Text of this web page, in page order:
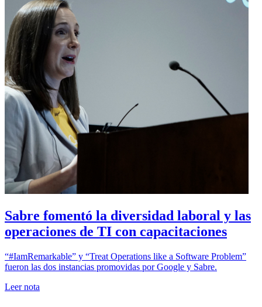
Sabre fomentó la diversidad laboral y las
operaciones de TI con capacitaciones
“#IamRemarkable” y “Treat Operations like a Software Problem”
fueron las dos instancias promovidas por Google y Sabre.
Leer nota